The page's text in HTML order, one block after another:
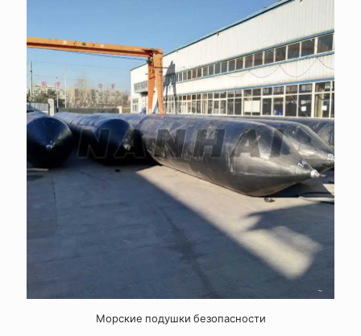
Морские подушки безопасности